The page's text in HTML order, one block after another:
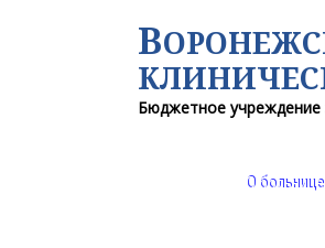
В
Бюджетное учреждение
О больнице